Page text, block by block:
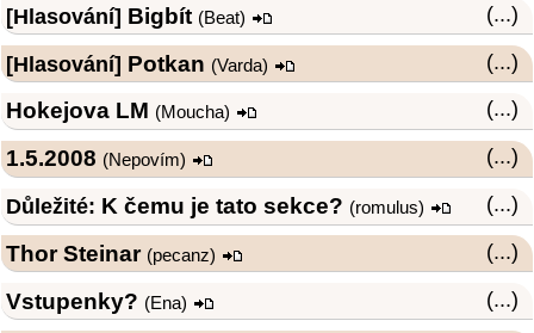
(...)
[Hlasování] Bigbít (Beat)
(...)
[Hlasování] Potkan (Varda)
(...)
Hokejova LM (Moucha)
(...)
1.5.2008 (Nepovím)
(...)
Důležité: K čemu je tato sekce? (romulus)
(...)
Thor Steinar (pecanz)
(...)
Vstupenky? (Ena)